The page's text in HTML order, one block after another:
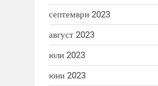
септември 2023
август 2023
юли 2023
юни 2023